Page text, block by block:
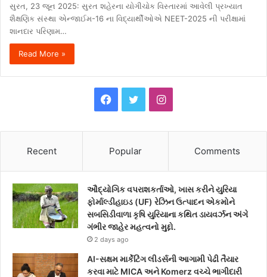
સુરત, 23 જૂન 2025: સુરત શહેરના યોગીચોક વિસ્તારમાં આવેલી પ્રખ્યાત
શૈક્ષણિક સંસ્થા એન્જાઈમ-16 ના વિદ્યાર્થીઓએ NEET-2025 ની પરીક્ષામાં
શાનદાર પરિણામ…
Read More »
c
e
b
o
o
k
i
t
t
e
I
t
a
g
a
Recent Popular Comments
ઔદ્યોગિક વપરાશકર્તાઓ, ખાસ કરીને યુરિયા
ફોર્માલ્ડીહાઇડ (UF) રેઝિન ઉત્પાદન એકમોને
સબસિડીવાળા કૃષિ યુરિયાના કથિત ડાયવર્ઝન અંગે
ગંભીર જાહેર મહત્વનો મુદ્દો.
2 days ago
AI-સક્ષમ માર્કેટિંગ લીડર્સની આગામી પેઢી તૈયાર
કરવા માટે MICA અને Komerz વચ્ચે ભાગીદારી